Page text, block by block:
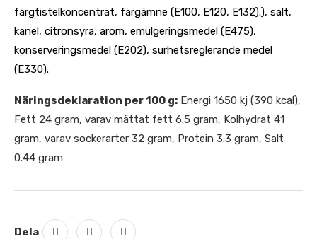
färgtistelkoncentrat, färgämne (E100, E120, E132).), salt,
kanel, citronsyra, arom, emulgeringsmedel (E475),
konserveringsmedel (E202), surhetsreglerande medel
(E330).
Näringsdeklaration per 100 g: Energi 1650 kj (390 kcal),
Fett 24 gram, varav mättat fett 6.5 gram, Kolhydrat 41
gram, varav sockerarter 32 gram, Protein 3.3 gram, Salt
0.44 gram
Dela